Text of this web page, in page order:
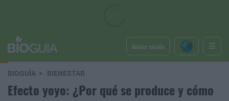
Iniciar sesión
BIOGUÍA BIENESTAR
Efecto yoyo: ¿Por qué se produce y cómo